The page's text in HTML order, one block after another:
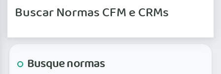
Buscar Normas CFM e CRMs
Busque normas